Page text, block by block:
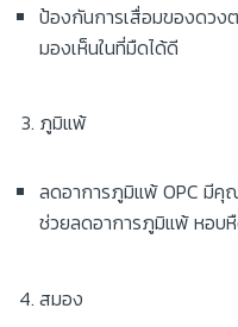
ป้องกันการเสื่อมของดวง
มองเห็นในที่มืดได้ดี
ภูมิแพ้
ลดอาการภูมิแพ้ OPC มีคุ
ช่วยลดอาการภูมิแพ้ หอบ
สมอง